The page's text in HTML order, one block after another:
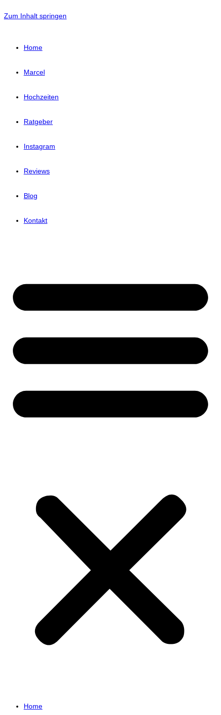
Zum Inhalt springen
Home
Marcel
Hochzeiten
Ratgeber
Instagram
Reviews
Blog
Kontakt
Home